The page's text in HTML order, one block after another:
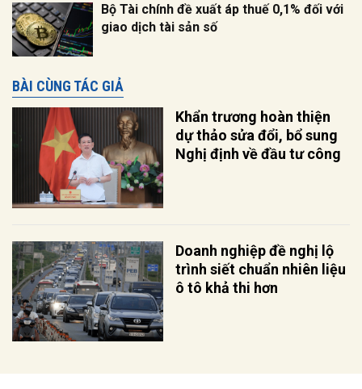
Bộ Tài chính đề xuất áp thuế 0,1% đối với
giao dịch tài sản số
BÀI CÙNG TÁC GIẢ
Khẩn trương hoàn thiện
dự thảo sửa đổi, bổ sung
Nghị định về đầu tư công
Doanh nghiệp đề nghị lộ
trình siết chuẩn nhiên liệu
ô tô khả thi hơn